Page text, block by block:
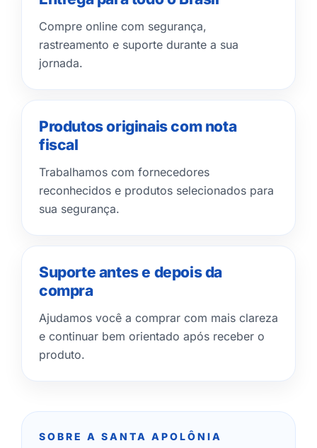
Compre online com segurança,
rastreamento e suporte durante a sua
jornada.
Produtos originais com nota
fiscal
Trabalhamos com fornecedores
reconhecidos e produtos selecionados para
sua segurança.
Suporte antes e depois da
compra
Ajudamos você a comprar com mais clareza
e continuar bem orientado após receber o
produto.
SOBRE A SANTA APOLÔNIA